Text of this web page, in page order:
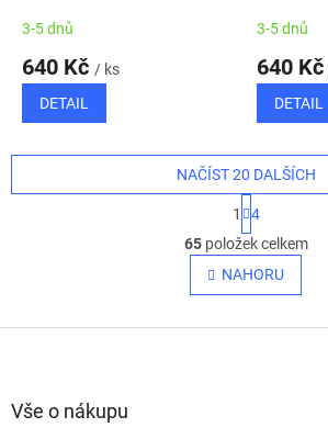
3-5 dnů
640 Kč / ks
DETAIL
3-5 dnů
640 Kč
DETAIL
O
v
l
á
NAČÍST 20 DALŠÍCH
t
r
á
n
k
v
1
4
65položek celkem
NAHORU
Vše o nákupu